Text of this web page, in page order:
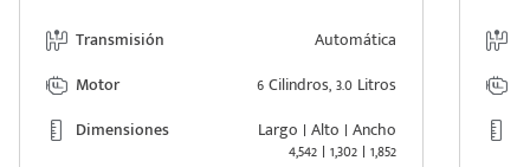
Transmisión
Automática
Motor
6 Cilindros, 3.0 Litros
Dimensiones
Largo | Alto | Ancho
4,542 | 1,302 | 1,852